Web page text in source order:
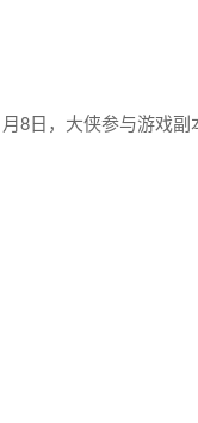
8日，大侠参与游戏